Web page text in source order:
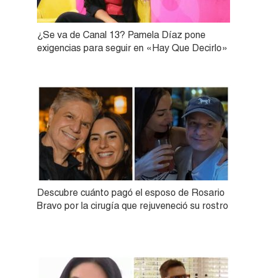
¿Se va de Canal 13? Pamela Díaz pone
exigencias para seguir en «Hay Que Decirlo»
Descubre cuánto pagó el esposo de Rosario
Bravo por la cirugía que rejuveneció su rostro